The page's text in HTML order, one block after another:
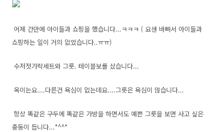
어제 간만에 아이들과 쇼핑을 했습니다...ㅋㅋㅋ ( 요샌 바빠서 아이들과
쇼핑하는 일이 거의 없었습니다..ㅠㅠ)
수저젓가락세트와 그릇. 테이블보를 샀습니다...
옥이는요....다른건 욕심이 없는데요....그릇은 욕심이 많습니다...
항상 똑같은 구두에 똑같은 가방을 하면서도 예쁜 그릇을 보면 사고 싶은
충동이 듭니다...*^^*